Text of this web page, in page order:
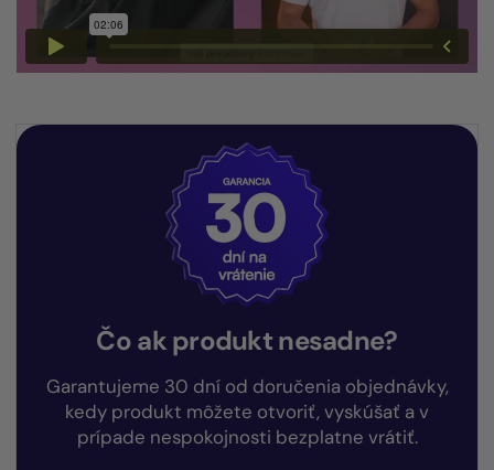
Čo ak produkt nesadne?
Garantujeme 30 dní od doručenia objednávky,
kedy produkt môžete otvoriť, vyskúšať a v
prípade nespokojnosti bezplatne vrátiť.